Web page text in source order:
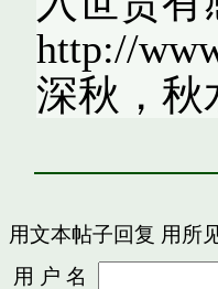
http://
深秋，秋
用文本帖子回复 用所
用 户 名